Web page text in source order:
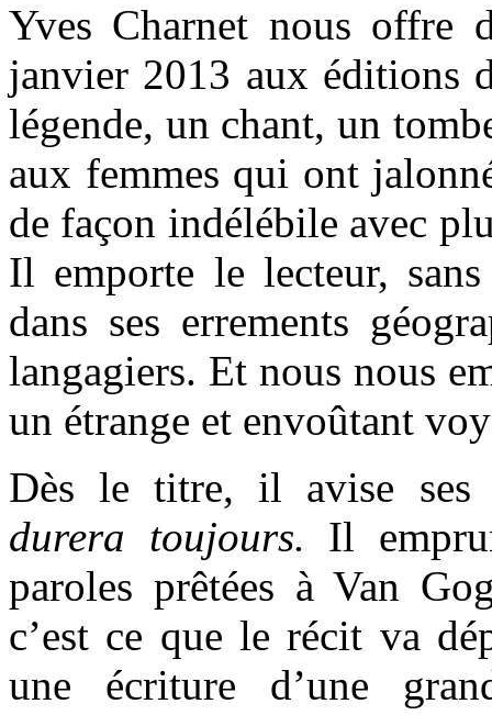
Yves Charnet nous offre
janvier 2013 aux éditions
légende, un chant, un
aux femmes qui ont
de façon indélébile avec
Il emporte le lecteur,
dans ses errements
langagiers. Et nous nous
un étrange et envoûtant
Dès le titre, il avise
durera toujours. Il
paroles prêtées à Van
c’est ce que le récit va
une écriture d’une